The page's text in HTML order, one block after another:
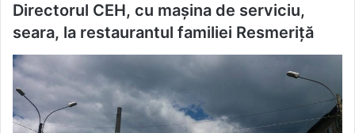
Directorul CEH, cu maşina de serviciu,
seara, la restaurantul familiei Resmeriţă